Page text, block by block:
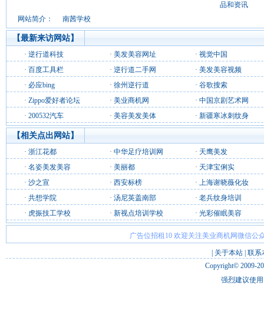
品和资讯
网站简介：
南茜学校
【最新来访网站】
· 逆行道科技 · 美发美容网址 · 视觉中国
· 百度工具栏 · 逆行道二手网 · 美发美容视频
· 必应bing · 徐州逆行道 · 谷歌搜索
· Zippo爱好者论坛 · 美业商机网 · 中国京剧艺术网
· 200532汽车 · 美容美发美体 · 新疆寒冰刺纹身
【相关点出网站】
· 浙江花都 · 中华足疗培训网 · 天鹰美发
· 名姿美发美容 · 美丽都 · 天津宝俐实
· 沙之宣 · 西安标榜 · 上海谢晓薇化妆
· 共想学院 · 汤尼英盖南部 · 老兵纹身培训
· 虎振技工学校 · 新视点培训学校 · 光彩催眠美容
广告位招租10 欢迎关注美业商机网微信公
关于本站 联系
Copyright© 2009-
强烈建议使